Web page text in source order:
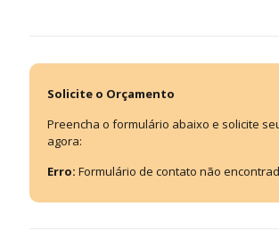
Solicite o Orçamento
Preencha o formulário abaixo e solicite
agora:
Erro: Formulário de contato não